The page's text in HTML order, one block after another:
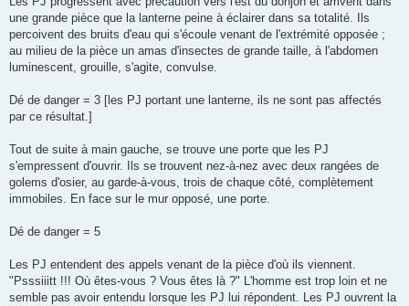
une grande pièce que la lanterne peine à éclairer dans sa totalité. Ils
percoivent des bruits d'eau qui s'écoule venant de l'extrémité opposée ;
au milieu de la pièce un amas d'insectes de grande taille, à l'abdomen
luminescent, grouille, s'agite, convulse.
Dé de danger = 3 [les PJ portant une lanterne, ils ne sont pas affectés
par ce résultat.]
Tout de suite à main gauche, se trouve une porte que les PJ
s'empressent d'ouvrir. Ils se trouvent nez-à-nez avec deux rangées de
golems d'osier, au garde-à-vous, trois de chaque côté, complètement
immobiles. En face sur le mur opposé, une porte.
Dé de danger = 5
Les PJ entendent des appels venant de la pièce d'où ils viennent.
"Psssiiitt !!! Où êtes-vous ? Vous êtes là ?" L'homme est trop loin et ne
semble pas avoir entendu lorsque les PJ lui répondent. Les PJ ouvrent la